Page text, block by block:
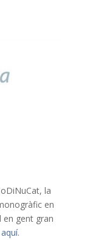
la
en
gent gran